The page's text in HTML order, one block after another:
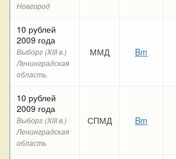
Новгород
10 рублей
2009 года
Выборг (XIII в.)
Ленинградская
область
ММД Bm
10 рублей
2009 года
Выборг (XIII в.)
Ленинградская
область
СПМД Bm